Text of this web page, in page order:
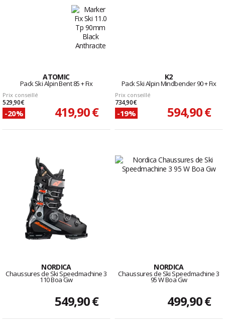
ATOMIC
Pack Ski Alpin Bent 85 + Fix
Prix conseillé
529,90 €
-20% 419,90 €
K2
Pack Ski Alpin Mindbender 90 + Fix
Prix conseillé
734,90 €
-19% 594,90 €
NORDICA
Chaussures de Ski Speedmachine 3
110 Boa Gw
549,90 €
NORDICA
Chaussures de Ski Speedmachine 3
95 W Boa Gw
499,90 €